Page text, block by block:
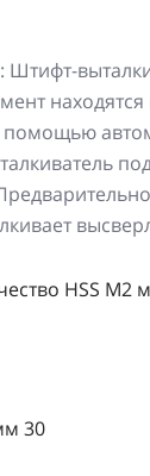
HSS M2
30